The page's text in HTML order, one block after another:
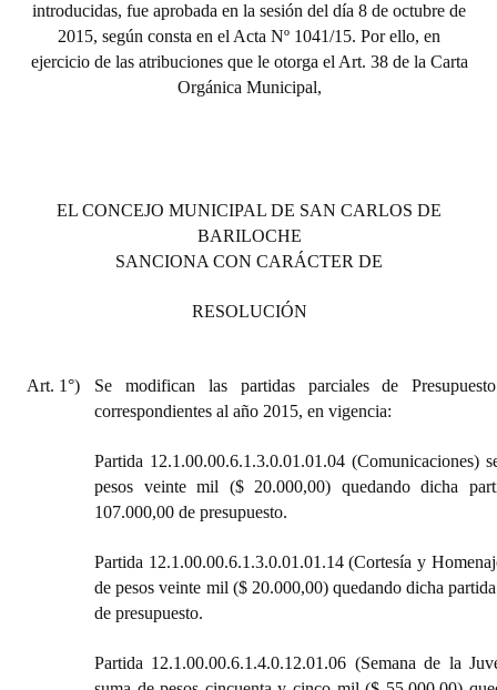
Comunicaciones
Declaraciones
INSTITUCIONAL
Antiguos Pobladores
Datos Históricos
Audiencias Públicas - Registro
Periodistas Decanos - Registro
Ciudadano Ilustre - Registro
Banca del Vecino - Registro
introducidas, fue aprobada en la sesión del día 8 de octubre de
2015, según consta en el Acta Nº 1041/15. Por ello, en
ejercicio de las atribuciones que le otorga el Art. 38 de la Carta
Orgánica Municipal,
EL CONCEJO MUNICIPAL DE SAN CARLOS DE
BARILOCHE
SANCIONA CON CARÁCTER DE
RESOLUCIÓN
Art. 1°) Se modifican las partidas parciales de
correspondientes al año 2015, en vigencia:
Partida 12.1.00.00.6.1.3.0.01.01.04 (Comunicaciones)
pesos veinte mil ($ 20.000,00) quedando dicha
107.000,00 de presupuesto.
Partida 12.1.00.00.6.1.3.0.01.01.14 (Cortesía y
de pesos veinte mil ($ 20.000,00) quedando dicha
de presupuesto.
Partida 12.1.00.00.6.1.4.0.12.01.06 (Semana de la